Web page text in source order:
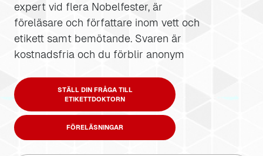
expert vid flera Nobelfester, är
föreläsare och författare inom vett och
etikett samt bemötande. Svaren är
kostnadsfria och du förblir anonym
STÄLL DIN FRÅGA TILL
ETIKETTDOKTORN
FÖRELÄSNINGAR